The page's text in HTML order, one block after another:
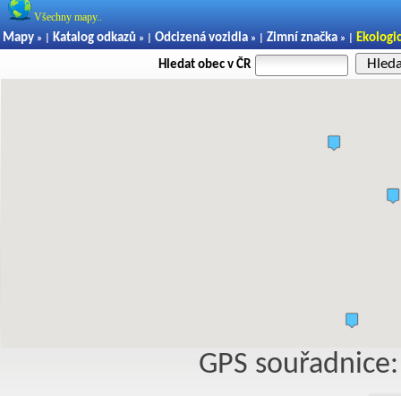
Všechny mapy..
Mapy » | Katalog odkazů » | Odcizená vozidla » | Zimní značka » |
Hledat obec v ČR
GPS